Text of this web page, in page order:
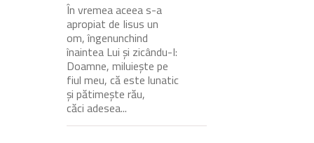
În vremea aceea s-a
apropiat de Iisus un
om, îngenunchind
înaintea Lui și zicându-I:
Doamne, miluiește pe
fiul meu, că este lunatic
și pătimește rău,
căci adesea...